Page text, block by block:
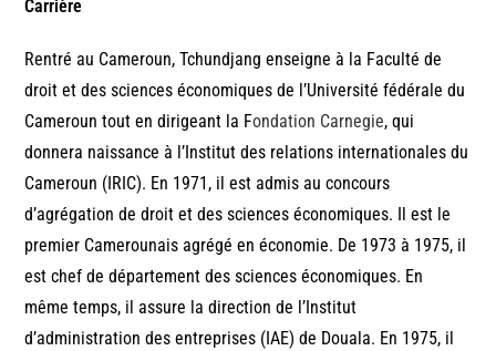
Carrière
Rentré au Cameroun, Tchundjang enseigne à la Faculté de
droit et des sciences économiques de l’Université fédérale du
Cameroun tout en dirigeant la Fondation Carnegie, qui
donnera naissance à l’Institut des relations internationales du
Cameroun (IRIC). En 1971, il est admis au concours
d’agrégation de droit et des sciences économiques. Il est le
premier Camerounais agrégé en économie. De 1973 à 1975, il
est chef de département des sciences économiques. En
même temps, il assure la direction de l’Institut
d’administration des entreprises (IAE) de Douala. En 1975, il